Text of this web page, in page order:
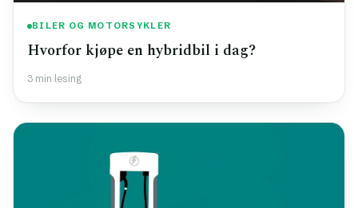
BILER OG MOTORSYKLER
Hvorfor kjøpe en hybridbil i dag?
3 min lesing